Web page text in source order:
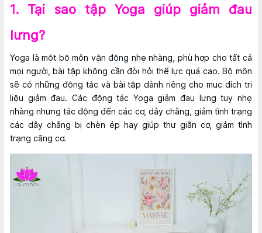
1. Tại sao tập Yoga giúp giảm đau
lưng?
Yoga là một bộ môn vận động nhẹ nhàng, phù hợp cho tất cả
mọi người, bài tập không cần đòi hỏi thể lực quá cao. Bộ môn
sẽ có những động tác và bài tập dành riêng cho mục đích trị
liệu giảm đau. Các động tác Yoga giảm đau lưng tuy nhẹ
nhàng nhưng tác động đến các cơ, dây chằng, giảm tình trạng
các dây chằng bị chèn ép hay giúp thư giãn cơ, giảm tình
trạng căng cơ.